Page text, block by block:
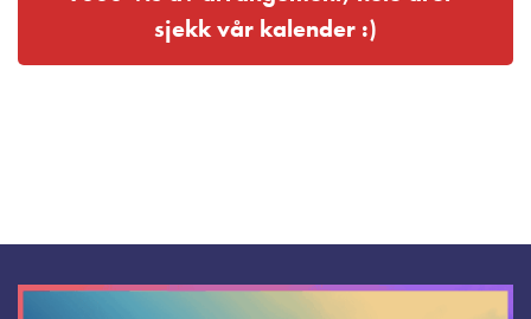
sjekk vår kalender :)